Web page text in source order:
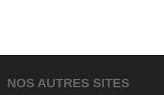
NOS AUTRES SITES